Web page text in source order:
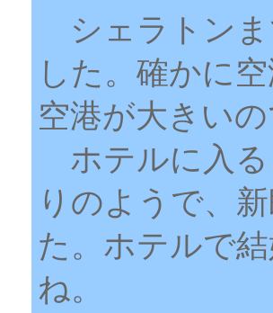
シェラトンま
した。確かに
空港が大きい
ホテルに入る
りのようで、
た。ホテルで
ね。